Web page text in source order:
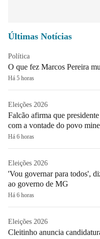
Últimas Notícias
Política
O que fez Marcos Pereira
Há 5 horas
Eleições 2026
Falcão afirma que
com a vontade do povo
Há 6 horas
Eleições 2026
'Vou governar para todos',
ao governo de MG
Há 6 horas
Eleições 2026
Cleitinho anuncia